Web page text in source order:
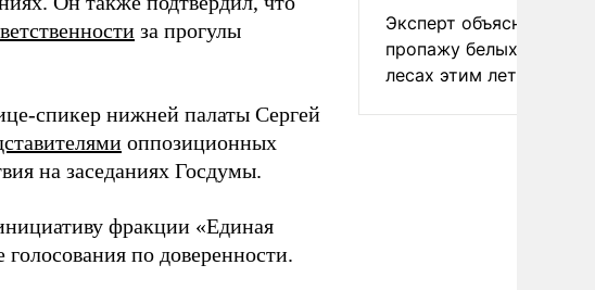
за прогулы
спикер нижней палаты Сергей
оппозиционных
на заседаниях Госдумы.
фракции «Единая
по доверенности.
Эксперт объяснил
пропажу белых грибов
лесах этим летом